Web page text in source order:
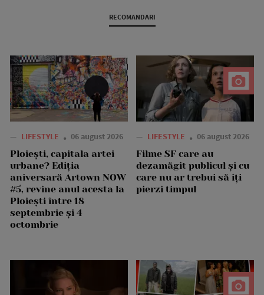
RECOMANDARI
— LIFESTYLE 06 august 2026
Ploiești, capitala artei
urbane? Ediția
aniversară Artown NOW
#5, revine anul acesta la
Ploiești între 18
septembrie și 4
octombrie
— LIFESTYLE 06 august 2026
Filme SF care au
dezamăgit publicul și cu
care nu ar trebui să îți
pierzi timpul